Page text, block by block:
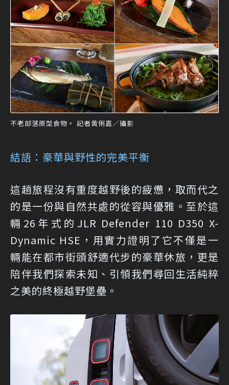
不老部落原型食物。 記者黃俐嘉／攝影
結語：豪華與野性的完美平衡
這趟旅程沒有重度越野後的疲憊，取而代之
的是一份與自然共處的從容與優雅。至於這
輛26年式的JLR Defender 110 D350 X-
Dynamic HSE，用實力證明了它不僅是一
輛能在都市街頭舒適代步的豪華休旅，更是
陪伴我們探索未知、引領我們尋回生活純粹
之美的終極越野堡壘。